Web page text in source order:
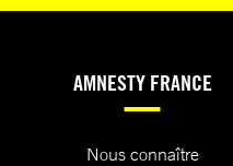
AMNESTY FRANCE
Nous connaître